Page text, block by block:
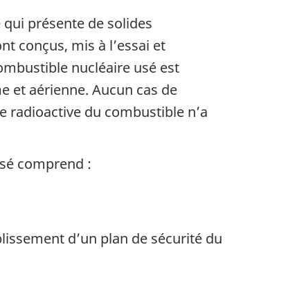
présente de solides
conçus, mis à l’essai et
nucléaire usé est
et aérienne. Aucun cas de
radioactive du combustible n’a
comprend :
d’un plan de sécurité du